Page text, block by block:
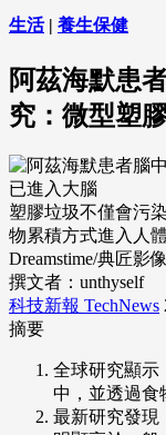
生活| 養生保健
阿茲海默患
究：微型塑
塑膠垃圾不僅會污
物累積方式進入人
Dreamstime/典匠影
撰文者：unthyself
科技新報 TechNews
摘要
全球研究顯示
中，並透過食
最新研究發現